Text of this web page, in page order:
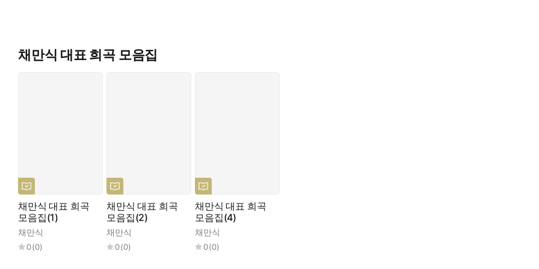
채만식 대표 희곡 모음집
채만식 대표 희곡
모음집(1)
채만식
0(0)
채만식 대표 희곡
모음집(2)
채만식
0(0)
채만식 대표 희곡
모음집(4)
채만식
0(0)